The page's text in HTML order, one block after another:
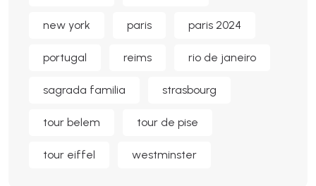
new york paris paris 2024
portugal reims rio de janeiro
sagrada familia strasbourg
tour belem tour de pise
tour eiffel westminster